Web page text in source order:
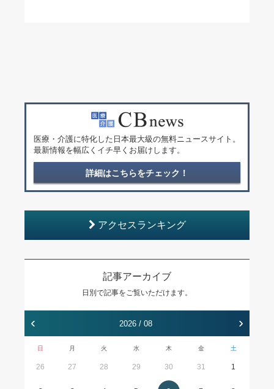
医療・介護に特化した日本最大級の無料ニュースサイト。
最新情報を幅広くイチ早くお届けします。
詳細はこちらをチェック！
アクセスランキング
記事アーカイブ
日別で記事をご覧いただけます。
‹ 2026 / 08 ›
日 月 火 水 木 金 土
26 27 28 29 30 31 1